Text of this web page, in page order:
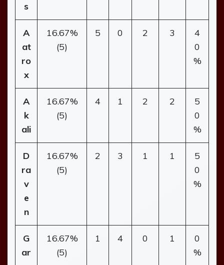
s
A
at
ro
x
16.67%
(5)
5 0 2 3
4
0
%
A
k
ali
16.67%
(5)
4 1 2 2
5
0
%
D
ra
v
e
n
16.67%
(5)
2 3 1 1
5
0
%
G
ar
16.67%
(5)
1 4 0 1
0
%